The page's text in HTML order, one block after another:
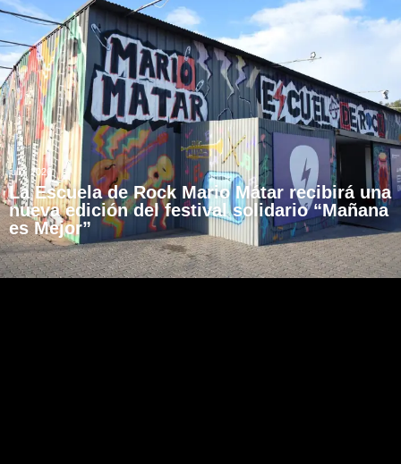
julio, 2026
La Escuela de Rock Mario Mátar recibirá una
nueva edición del festival solidario “Mañana
es Mejor”